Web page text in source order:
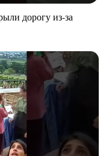
дорогу из-за